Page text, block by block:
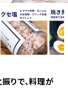
りで、料理が